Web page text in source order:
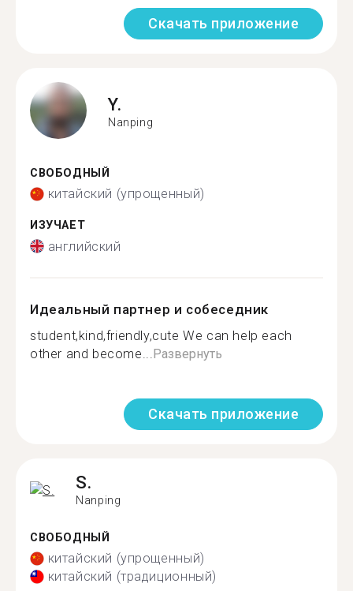
Скачать приложение
Y.
Nanping
СВОБОДНЫЙ
китайский (упрощенный)
ИЗУЧАЕТ
английский
Идеальный партнер и собеседник
student,kind,friendly,cute We can help each
other and become... Развернуть
Скачать приложение
S.
Nanping
СВОБОДНЫЙ
китайский (упрощенный)
китайский (традиционный)